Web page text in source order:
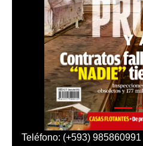
Teléfono: (+593) 985860991